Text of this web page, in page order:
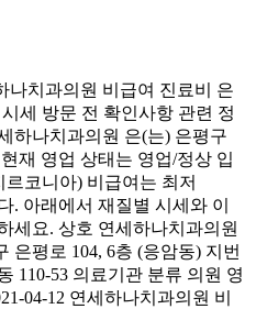
나치과의원 비급여 진료비 은
세 방문 전 확인사항 관련 정
하나치과의원 은(는) 은평구
재 영업 상태는 영업/정상 입
코니아) 비급여는 최저
. 아래에서 재질별 시세와 이
세요. 상호 연세하나치과의원
은평로 104, 6층 (응암동) 지번
110-53 의료기관 분류 의원 영
04-12 연세하나치과의원 비